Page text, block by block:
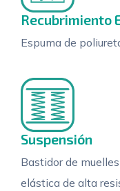
Recubrimiento
Espuma de
Suspensión
Bastidor de
elástica de alta